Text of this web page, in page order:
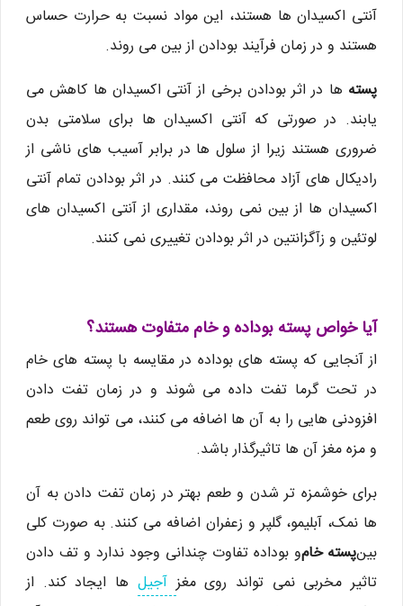
آنتی اکسیدان ها هستند، این مواد نسبت به حرارت حساس
هستند و در زمان فرآیند بودادن از بین می روند.
پسته ها در اثر بودادن برخی از آنتی اکسیدان ها کاهش می
یابند. در صورتی که آنتی اکسیدان ها برای سلامتی بدن
ضروری هستند زیرا از سلول ها در برابر آسیب های ناشی از
رادیکال های آزاد محافظت می کنند. در اثر بودادن تمام آنتی
اکسیدان ها از بین نمی روند، مقداری از آنتی اکسیدان های
لوتئین و زآگزانتین در اثر بودادن تغییری نمی کنند.
آیا خواص پسته بوداده و خام متفاوت هستند؟
از آنجایی که پسته های بوداده در مقایسه با پسته های خام
در تحت گرما تفت داده می شوند و در زمان تفت دادن
افزودنی هایی را به آن ها اضافه می کنند، می تواند روی طعم
و مزه مغز آن ها تاثیرگذار باشد.
برای خوشمزه تر شدن و طعم بهتر در زمان تفت دادن به آن
ها نمک، آبلیمو، گلپر و زعفران اضافه می کنند. به صورت کلی
بینپسته خامو بوداده تفاوت چندانی وجود ندارد و تف دادن
تاثیر مخربی نمی تواند روی مغزآجیل ها ایجاد کند. از